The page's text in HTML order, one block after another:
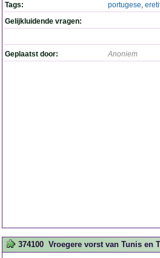
Tags:
portugese,
Gelijkluidende vragen:
Geplaatst door: Anoniem
374100 Vroegere vorst van Tunis en